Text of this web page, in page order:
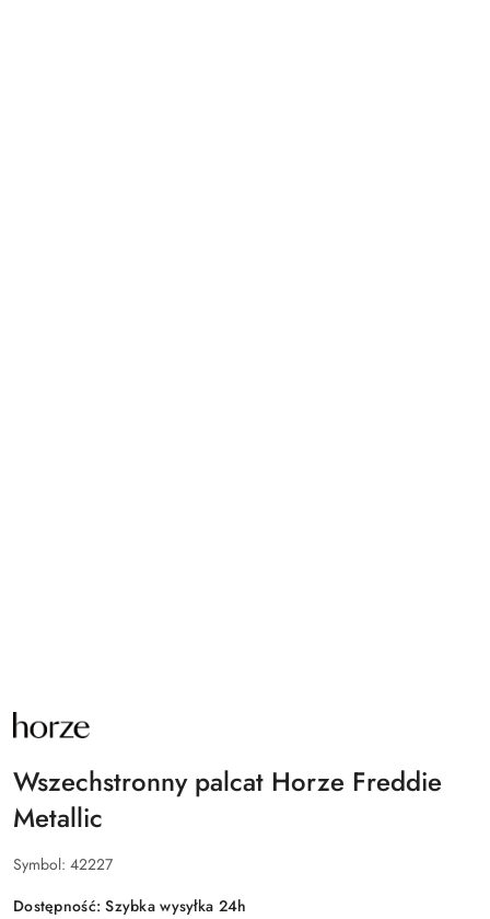
NAZWA
PRODUCENTA:
Wszechstronny palcat Horze Freddie
Metallic
Symbol: 42227
Dostępność:Szybka wysyłka 24h